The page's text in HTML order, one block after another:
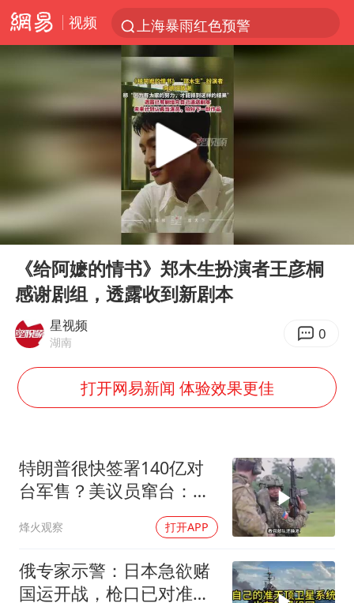
视频
上海暴雨红色预警
周星驰母亲现身香港路演现场
王传君 《披荆斩棘》
国足U17与阿森纳决赛取消 并列冠军
上海有出现龙卷潜势
上门女婿出轨女邻居多年被判重婚罪
以军士兵把枪口对准中国记者
2025年小学教师减少13.19万
上海大部迎大暴雨
构建更高水平的全民健身公共服务体系
Play
00:00
《给阿嬷的情书》郑木生扮演者王彦桐
感谢剧组，透露收到新剧本
星视频
湖南 0
打开网易新闻 体验效果更佳
特朗普很快签署140亿对
台军售？美议员窜台：必
烽火观察 打开APP
俄专家示警：日本急欲赌
国运开战，枪口已对准中